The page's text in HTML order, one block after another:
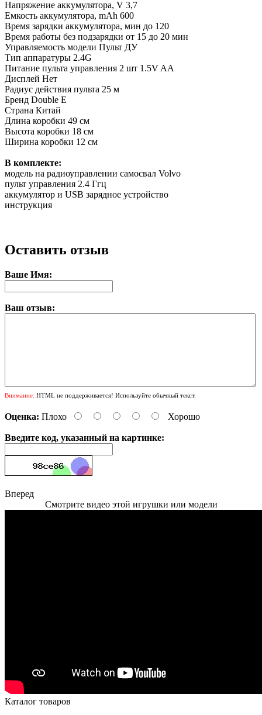
Напряжение аккумулятора, V 3,7
Емкость аккумулятора, mAh 600
Время зарядки аккумулятора, мин до 120
Время работы без подзарядки от 15 до 20 мин
Управляемость модели Пульт ДУ
Тип аппаратуры 2.4G
Питание пульта управления 2 шт 1.5V AA
Дисплей Нет
Радиус действия пульта 25 м
Бренд Double E
Страна Китай
Длина коробки 49 см
Высота коробки 18 см
Ширина коробки 12 см
В комплекте:
модель на радиоуправлении самосвал Volvo
пульт управления 2.4 Ггц
аккумулятор и USB зарядное устройство
инструкция
Оставить отзыв
Ваше Имя:
Ваш отзыв:
Внимание: HTML не поддерживается! Используйте обычный текст.
Оценка: Плохо Хорошо
Введите код, указанный на картинке:
Вперед
Смотрите видео этой игрушки или модели
Каталог товаров